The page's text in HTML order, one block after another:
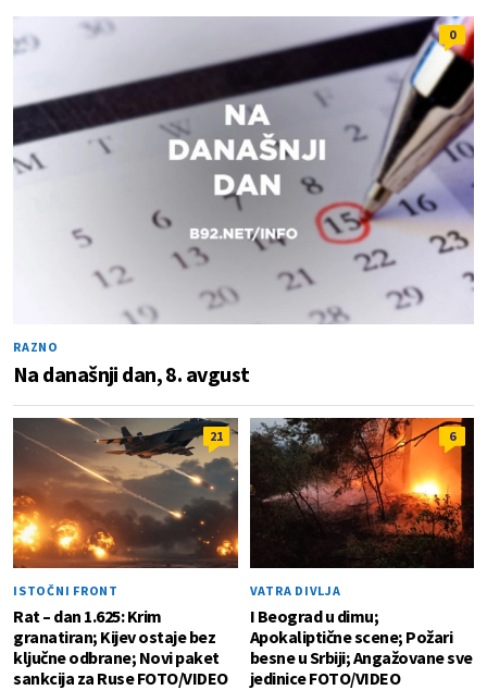
0
RAZNO
Na današnji dan, 8. avgust
21
ISTOČNI FRONT
Rat – dan 1.625: Krim
granatiran; Kijev ostaje bez
ključne odbrane; Novi paket
sankcija za Ruse FOTO/VIDEO
6
VATRA DIVLJA
I Beograd u dimu;
Apokaliptične scene; Požari
besne u Srbiji; Angažovane sve
jedinice FOTO/VIDEO